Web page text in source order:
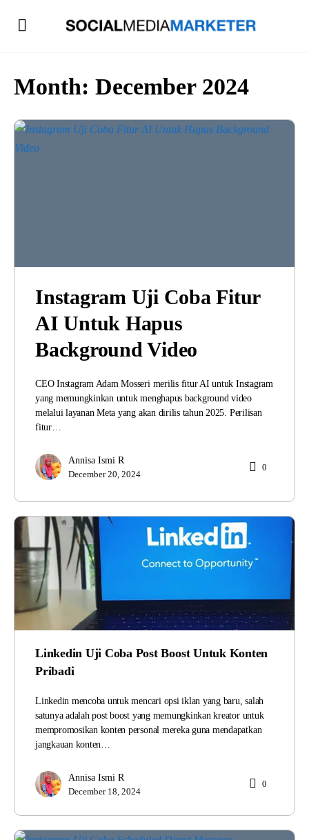
Month: December 2024
Instagram Uji Coba Fitur
AI Untuk Hapus
Background Video
CEO Instagram Adam Mosseri merilis fitur AI untuk Instagram
yang memungkinkan untuk menghapus background video
melalui layanan Meta yang akan dirilis tahun 2025. Perilisan
fitur…
Annisa Ismi R
December 20, 2024
0
Linkedin Uji Coba Post Boost Untuk Konten
Pribadi
Linkedin mencoba untuk mencari opsi iklan yang baru, salah
satunya adalah post boost yang memungkinkan kreator untuk
mempromosikan konten personal mereka guna mendapatkan
jangkauan konten…
Annisa Ismi R
December 18, 2024
0